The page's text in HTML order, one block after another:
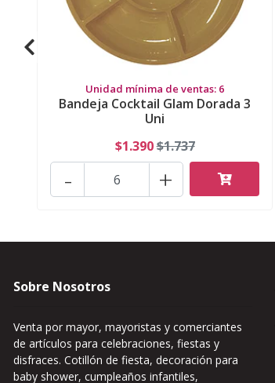
Unidad mínima de ventas: 6
Bandeja Cocktail Glam Dorada 3
Uni
$1.390$1.737
+
-
Sobre Nosotros
Venta por mayor, mayoristas y comerciantes
de artículos para celebraciones, fiestas y
disfraces. Cotillón de fiesta, decoración para
baby shower, cumpleaños infantiles,